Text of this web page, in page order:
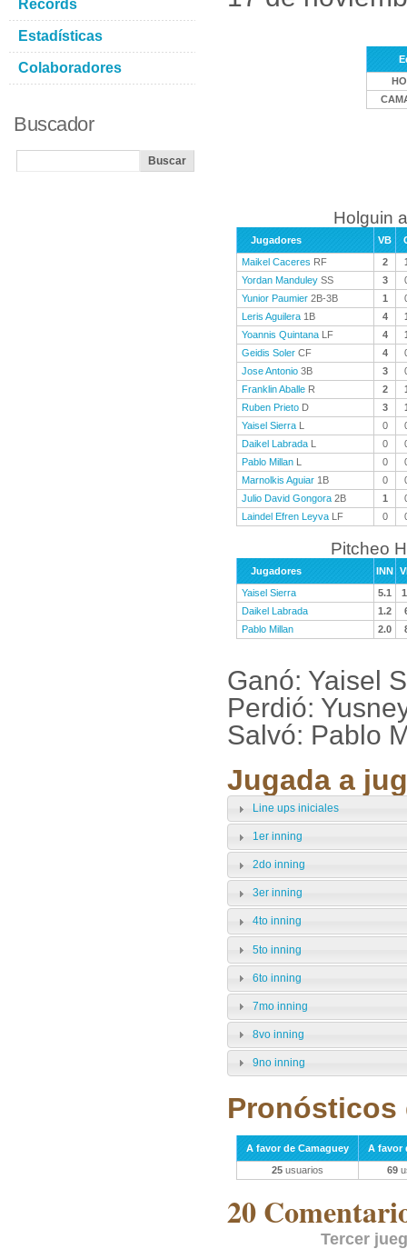
Holguin
Jugadores VB
Maikel Caceres RF 2
Yordan Manduley SS 3
Yunior Paumier 2B-3B 1
Leris Aguilera 1B 4
Yoannis Quintana LF 4
Geidis Soler CF 4
Jose Antonio 3B 3
Franklin Aballe R 2
Ruben Prieto D 3
Yaisel Sierra L 0
Daikel Labrada L 0
Pablo Millan L 0
Marnolkis Aguiar 1B 0
Julio David Gongora 2B 1
Laindel Efren Leyva LF 0
Pitcheo
Jugadores INN
Yaisel Sierra
5.1
Daikel Labrada
1.2
Pablo Millan
2.0
Ganó: Yaisel
Perdió:
Salvó: Pablo
Jugada a
Line ups iniciales
1er inning
2do inning
3er inning
4to inning
5to inning
6to inning
7mo inning
8vo inning
9no inning
Pronósticos
A favor de Camaguey
A favor
25 usuarios 69
20
Tercer
Records
Estadísticas
Colaboradores
Buscador